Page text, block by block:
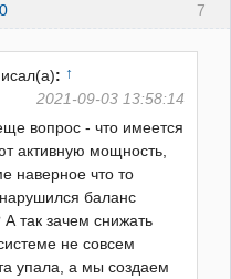
7
: ↑
2021-09-03 13:58:14
вопрос - что имеется
активную мощность,
наверное что то
баланс
так зачем снижать
не совсем
упала, а мы создаем